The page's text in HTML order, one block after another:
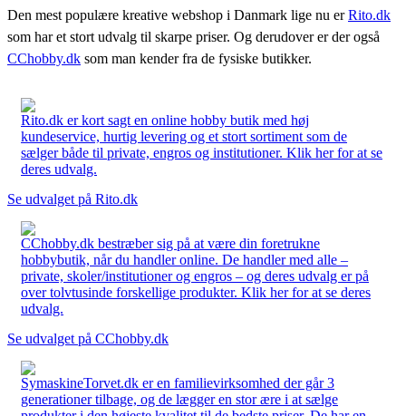
Den mest populære kreative webshop i Danmark lige nu erRito.dk
som har et stort udvalg til skarpe priser. Og derudover er der også
CChobby.dk som man kender fra de fysiske butikker.
Rito.dk er kort sagt en online hobby butik med høj
kundeservice, hurtig levering og et stort sortiment som de
sælger både til private, engros og institutioner. Klik her for at se
deres udvalg.
Se udvalget på Rito.dk
CChobby.dk bestræber sig på at være din foretrukne
hobbybutik, når du handler online. De handler med alle –
private, skoler/institutioner og engros – og deres udvalg er på
over tolvtusinde forskellige produkter. Klik her for at se deres
udvalg.
Se udvalget på CChobby.dk
SymaskineTorvet.dk er en familievirksomhed der går 3
generationer tilbage, og de lægger en stor ære i at sælge